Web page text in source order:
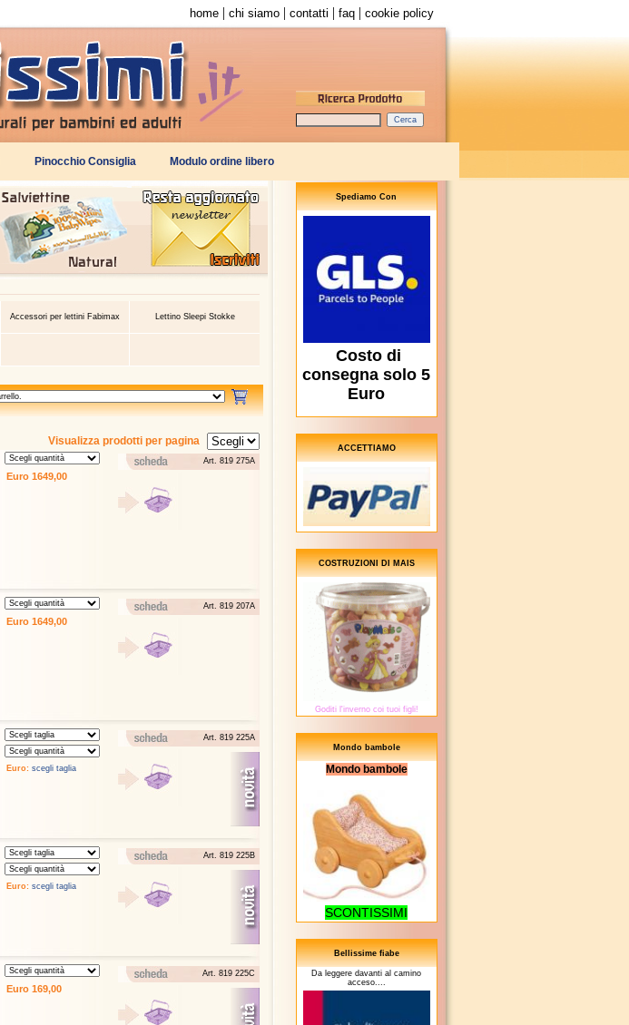
home | chi siamo | contatti | faq | cookie policy
Accessori per lettini Fabimax Lettino Sleepi Stokke
Visualizza prodotti per pagina
Art. 819 275A
Art. 819 207A
Art. 819 225A
Art. 819 225B
Art. 819 225C
Spediamo Con
Costo di
consegna solo 5
Euro
ACCETTIAMO
COSTRUZIONI DI MAIS
Goditi l'inverno coi tuoi figli!
Mondo bambole
Mondo bambole
SCONTISSIMI
Bellissime fiabe
Da leggere davanti al camino
acceso....